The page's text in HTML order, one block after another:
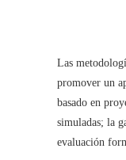
Las
promover un
basado en
simuladas; la
evaluación